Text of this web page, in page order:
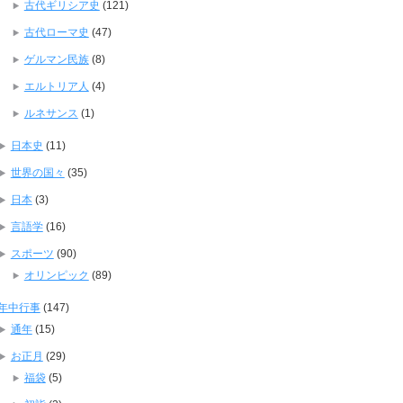
古代ギリシア史 (121)
古代ローマ史 (47)
ゲルマン民族(8)
エルトリア人 (4)
ルネサンス (1)
日本史 (11)
世界の国々 (35)
日本(3)
言語学(16)
スポーツ (90)
オリンピック (89)
中行事(147)
通年(15)
お正月 (29)
福袋(5)